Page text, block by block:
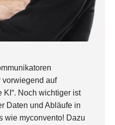
vorwiegend auf
KI“. Noch wichtiger ist
Daten und Abläufe in
wie myconvento! Dazu